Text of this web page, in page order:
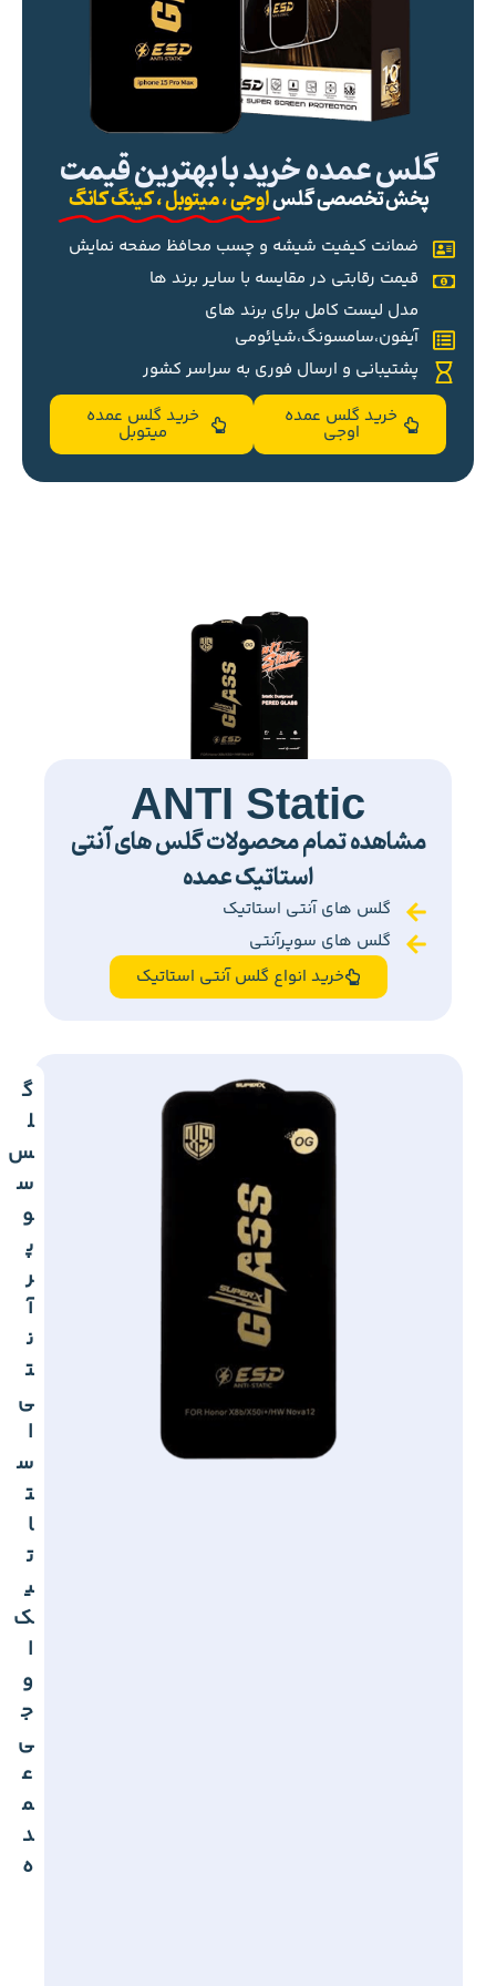
گلس عمده خرید با بهترین قیمت
پخش تخصصی گلساوجی ، میتوبل ، کینگ کانگ
ضمانت کیفیت شیشه و چسب محافظ صفحه نمایش
قیمت رقابتی در مقایسه با سایر برند ها
مدل لیست کامل برای برند های
آیفون،سامسونگ،شیائومی
پشتیبانی و ارسال فوری به سراسر کشور
خرید گلس عمده
اوجی
خرید گلس عمده
میتوبل
ANTI Static
مشاهده تمام محصولات گلس های آنتی
استاتیک عمده
گلس های آنتی استاتیک
گلس های سوپرآنتی
خرید انواع گلس آنتی استاتیک
گ
ل
س
س
و
پ
ر
آ
ن
ت
ی
ا
س
ت
ا
ت
ی
ک
ا
و
ج
ی
ع
م
د
ه